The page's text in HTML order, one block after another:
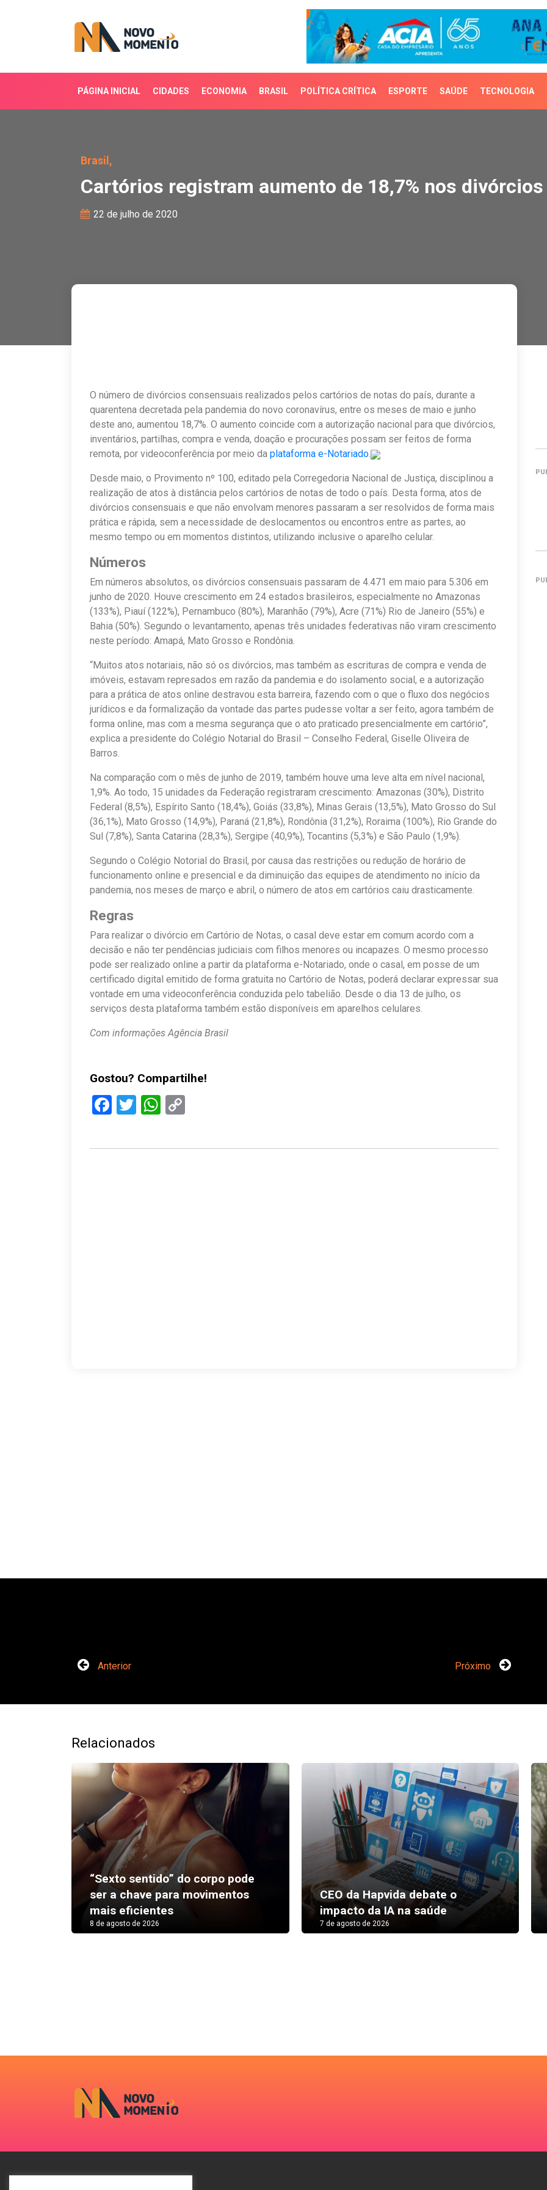
PÁGINA INICIAL CIDADES ECONOMIA BRASIL POLÍTICA CRÍTICA ESPORTE SAÚDE TECNOLOGIA
Brasil,
Cartórios registram aumento de 18,7% nos
22 de julho de 2020
O número de divórcios consensuais realizados pelos cartórios de notas do país, durante a
quarentena decretada pela pandemia do novo coronavírus, entre os meses de maio e junho
deste ano, aumentou 18,7%. O aumento coincide com a autorização nacional para que divórcios,
inventários, partilhas, compra e venda, doação e procurações possam ser feitos de forma
remota, por videoconferência por meio da plataforma e-Notariado.
Desde maio, o Provimento nº 100, editado pela Corregedoria Nacional de Justiça, disciplinou a
realização de atos à distância pelos cartórios de notas de todo o país. Desta forma, atos de
divórcios consensuais e que não envolvam menores passaram a ser resolvidos de forma mais
prática e rápida, sem a necessidade de deslocamentos ou encontros entre as partes, ao
mesmo tempo ou em momentos distintos, utilizando inclusive o aparelho celular.
Números
Em números absolutos, os divórcios consensuais passaram de 4.471 em maio para 5.306 em
junho de 2020. Houve crescimento em 24 estados brasileiros, especialmente no Amazonas
(133%), Piauí (122%), Pernambuco (80%), Maranhão (79%), Acre (71%) Rio de Janeiro (55%) e
Bahia (50%). Segundo o levantamento, apenas três unidades federativas não viram crescimento
neste período: Amapá, Mato Grosso e Rondônia.
“Muitos atos notariais, não só os divórcios, mas também as escrituras de compra e venda de
imóveis, estavam represados em razão da pandemia e do isolamento social, e a autorização
para a prática de atos online destravou esta barreira, fazendo com o que o fluxo dos negócios
jurídicos e da formalização da vontade das partes pudesse voltar a ser feito, agora também de
forma online, mas com a mesma segurança que o ato praticado presencialmente em cartório”,
explica a presidente do Colégio Notarial do Brasil – Conselho Federal, Giselle Oliveira de
Barros.
Na comparação com o mês de junho de 2019, também houve uma leve alta em nível nacional,
1,9%. Ao todo, 15 unidades da Federação registraram crescimento: Amazonas (30%), Distrito
Federal (8,5%), Espírito Santo (18,4%), Goiás (33,8%), Minas Gerais (13,5%), Mato Grosso do Sul
(36,1%), Mato Grosso (14,9%), Paraná (21,8%), Rondônia (31,2%), Roraima (100%), Rio Grande do
Sul (7,8%), Santa Catarina (28,3%), Sergipe (40,9%), Tocantins (5,3%) e São Paulo (1,9%).
Segundo o Colégio Notorial do Brasil, por causa das restrições ou redução de horário de
funcionamento online e presencial e da diminuição das equipes de atendimento no início da
pandemia, nos meses de março e abril, o número de atos em cartórios caiu drasticamente.
Regras
Para realizar o divórcio em Cartório de Notas, o casal deve estar em comum acordo com a
decisão e não ter pendências judiciais com filhos menores ou incapazes. O mesmo processo
pode ser realizado online a partir da plataforma e-Notariado, onde o casal, em posse de um
certificado digital emitido de forma gratuita no Cartório de Notas, poderá declarar expressar sua
vontade em uma videoconferência conduzida pelo tabelião. Desde o dia 13 de julho, os
serviços desta plataforma também estão disponíveis em aparelhos celulares.
Com informações Agência Brasil
Gostou? Compartilhe!
Facebook
TwitterWhatsApp
Anterior Próximo
Relacionados
“Sexto sentido” do corpo pode
ser a chave para movimentos
mais eficientes
8 de agosto de 2026
CEO da Hapvida debate o
impacto da IA na saúde
7 de agosto de 2026